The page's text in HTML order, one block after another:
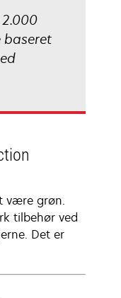
baseret
være grøn.
tilbehør ved
Det er